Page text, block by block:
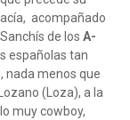
acompañado
de los A-
españolas tan
, nada menos que
(Loza), a la
muy cowboy,